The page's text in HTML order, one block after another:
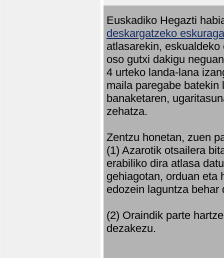
Euskadiko Hegazti
deskargatzeko
atlasarekin,
oso gutxi dakigu
4 urteko landa-lana
maila paregabe
banaketaren,
zehatza.
Zentzu honetan, zuen
(1) Azarotik otsailera
erabiliko dira atlasa
gehiagotan, orduan eta
edozein laguntza behar
(2) Oraindik parte
dezakezu.